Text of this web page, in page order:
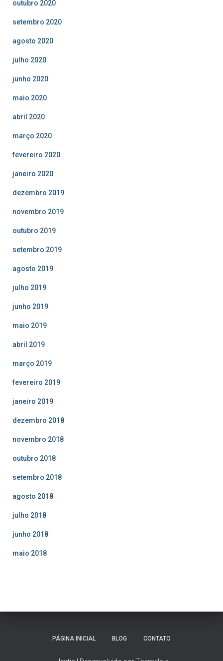
outubro 2020
setembro 2020
agosto 2020
julho 2020
junho 2020
maio 2020
abril 2020
março 2020
fevereiro 2020
janeiro 2020
dezembro 2019
novembro 2019
outubro 2019
setembro 2019
agosto 2019
julho 2019
junho 2019
maio 2019
abril 2019
março 2019
fevereiro 2019
janeiro 2019
dezembro 2018
novembro 2018
outubro 2018
setembro 2018
agosto 2018
julho 2018
junho 2018
maio 2018
PÁGINA INICIAL BLOG CONTATO